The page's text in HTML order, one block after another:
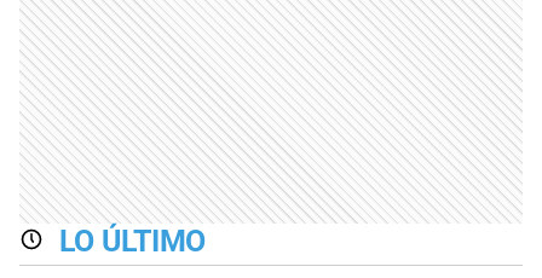
LO ÚLTIMO